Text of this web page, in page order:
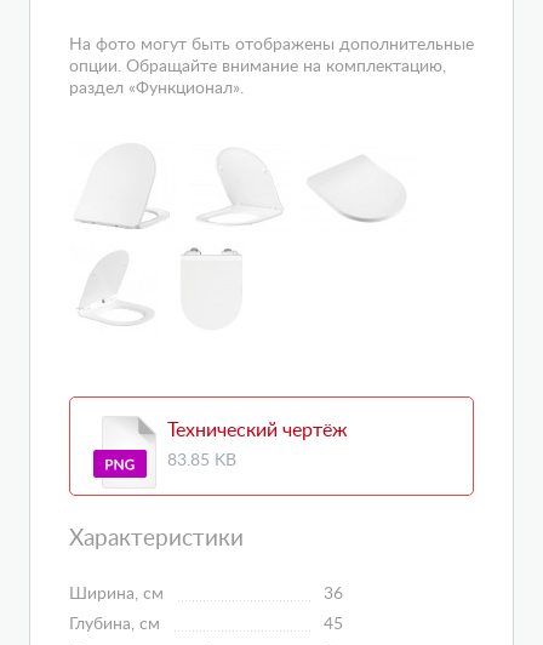
На фото могут быть отображены дополнительные
опции. Обращайте внимание на комплектацию,
раздел «Функционал».
Технический чертёж
83.85 KB
Характеристики
Ширина, см
36
Глубина, см
45